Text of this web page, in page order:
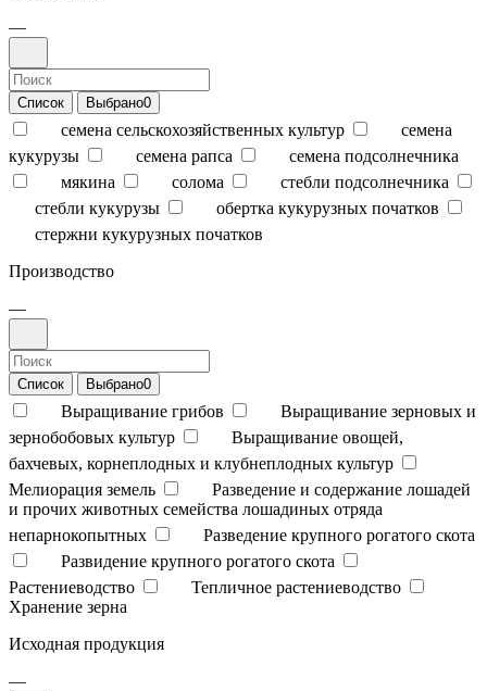
—
Список Выбрано0
семена сельскохозяйственных культур
семена
кукурузы
семена рапса
семена подсолнечника
мякина
солома
стебли подсолнечника
стебли кукурузы
обертка кукурузных початков
стержни кукурузных початков
Производство
—
Список Выбрано0
Выращивание грибов
Выращивание зерновых и
зернобобовых культур
Выращивание овощей,
бахчевых, корнеплодных и клубнеплодных культур
Мелиорация земель
Разведение и содержание лошадей
и прочих животных семейства лошадиных отряда
непарнокопытных
Разведение крупного рогатого скота
Развидение крупного рогатого скота
Растениеводство
Тепличное растениеводство
Хранение зерна
Исходная продукция
—